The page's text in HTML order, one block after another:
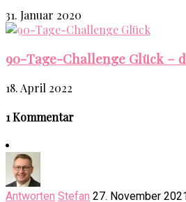
31. Januar 2020
90-Tage-Challenge Glück –
18. April 2022
1 Kommentar
Antworten Stefan 27. November